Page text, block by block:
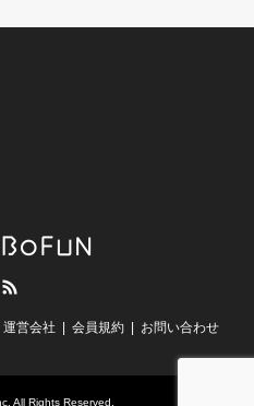
運営会社 会員規約 お問い合わせ
. All Rights Reserved.